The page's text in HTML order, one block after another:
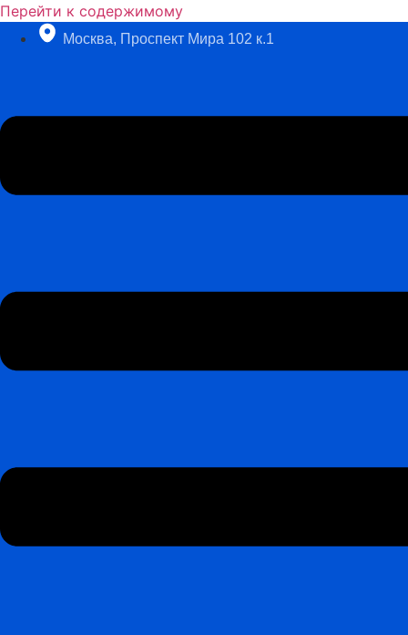
Перейти к содержимому
Москва, Проспект Мира 102 к.1